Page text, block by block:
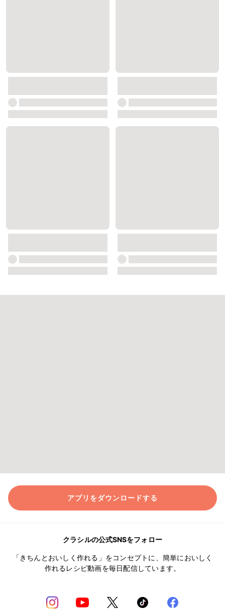
アプリをダウンロードする
クラシルの公式SNSをフォロー
「きちんとおいしく作れる」をコンセプトに、簡単においしく
作れるレシピ動画を毎日配信しています。